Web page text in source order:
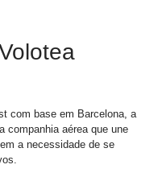
com base em Barcelona, a
companhia aérea que une
a necessidade de se